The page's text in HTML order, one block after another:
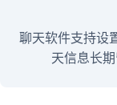
聊天软件支持设
天信息长